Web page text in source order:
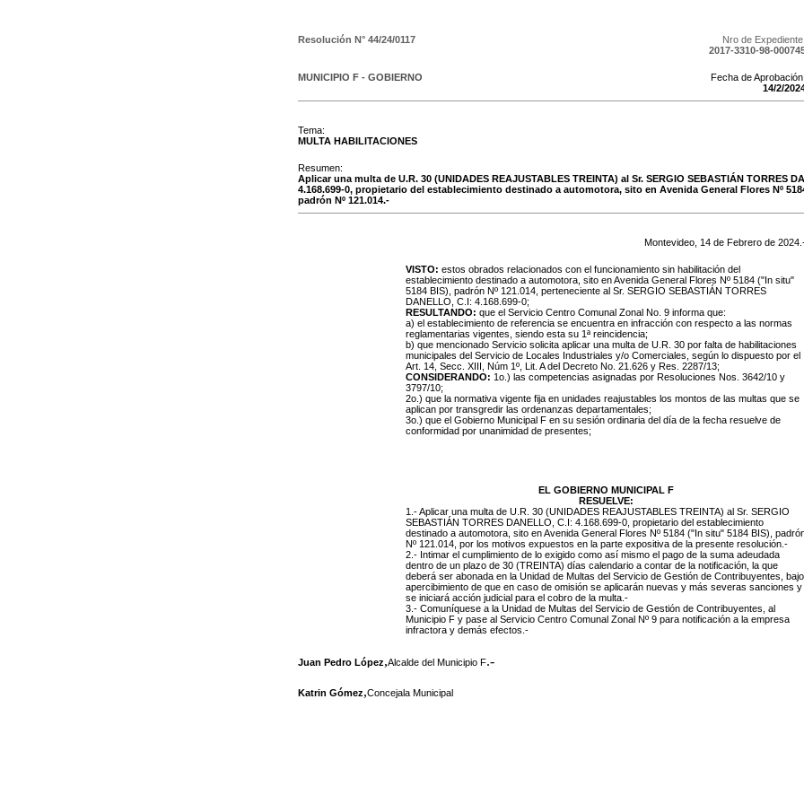
Resolución N° 44/24/0117
Nro de
2017-3310-98-
MUNICIPIO F - GOBIERNO
Fecha de
14/2/
Tema:
MULTA HABILITACIONES
Resumen:
Aplicar una multa de U.R. 30 (UNIDADES REAJUSTABLES TREINTA) al Sr. SERGIO SEBASTIÁN TORRES
4.168.699-0, propietario del establecimiento destinado a automotora, sito en Avenida General Flores Nº
padrón Nº 121.014.-
Montevideo, 14 de Febrero de 2024
VISTO: estos obrados relacionados con el funcionamiento sin habilitación del
establecimiento destinado a automotora, sito en Avenida General Flores Nº 5184 ("In situ"
5184 BIS), padrón Nº 121.014, perteneciente al Sr. SERGIO SEBASTIÁN TORRES
DANELLO, C.I: 4.168.699-0;
RESULTANDO: que el Servicio Centro Comunal Zonal No. 9 informa que:
a) el establecimiento de referencia se encuentra en infracción con respecto a las normas
reglamentarias vigentes, siendo esta su 1ª reincidencia;
b) que mencionado Servicio solicita aplicar una multa de U.R. 30 por falta de habilitaciones
municipales del Servicio de Locales Industriales y/o Comerciales, según lo dispuesto por el
Art. 14, Secc. XIII, Núm 1º, Lit. A del Decreto No. 21.626 y Res. 2287/13;
CONSIDERANDO: 1o.) las competencias asignadas por Resoluciones Nos. 3642/10 y
3797/10;
2o.) que la normativa vigente fija en unidades reajustables los montos de las multas que se
aplican por transgredir las ordenanzas departamentales;
3o.) que el Gobierno Municipal F en su sesión ordinaria del día de la fecha resuelve de
conformidad por unanimidad de presentes;
EL GOBIERNO MUNICIPAL F
RESUELVE:
1.- Aplicar una multa de U.R. 30 (UNIDADES REAJUSTABLES TREINTA) al Sr. SERGIO
SEBASTIÁN TORRES DANELLO, C.I: 4.168.699-0, propietario del establecimiento
destinado a automotora, sito en Avenida General Flores Nº 5184 ("In situ" 5184 BIS),
Nº 121.014, por los motivos expuestos en la parte expositiva de la presente resolución.-
2.- Intimar el cumplimiento de lo exigido como así mismo el pago de la suma adeudada
dentro de un plazo de 30 (TREINTA) días calendario a contar de la notificación, la que
deberá ser abonada en la Unidad de Multas del Servicio de Gestión de Contribuyentes, bajo
apercibimiento de que en caso de omisión se aplicarán nuevas y más severas sanciones y
se iniciará acción judicial para el cobro de la multa.-
3.- Comuníquese a la Unidad de Multas del Servicio de Gestión de Contribuyentes, al
Municipio F y pase al Servicio Centro Comunal Zonal Nº 9 para notificación a la empresa
infractora y demás efectos.-
Juan Pedro López,Alcalde del Municipio F.-
Katrin Gómez,Concejala Municipal